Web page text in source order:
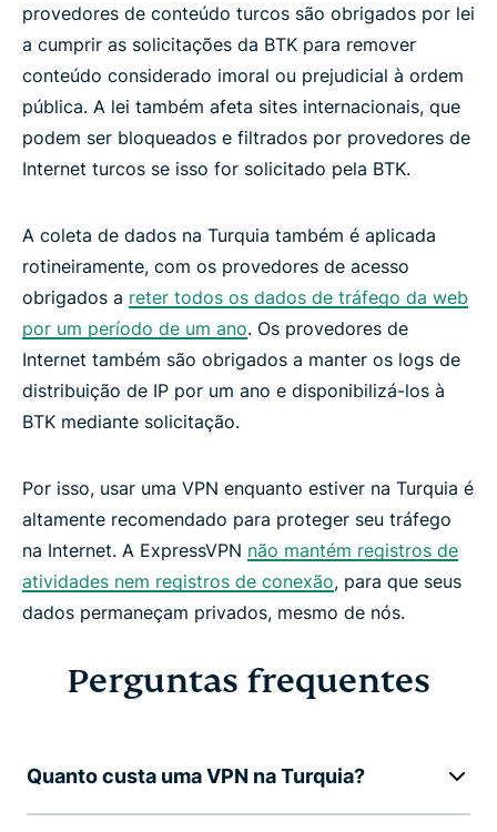
provedores de conteúdo turcos são obrigados por lei
a cumprir as solicitações da BTK para remover
conteúdo considerado imoral ou prejudicial à ordem
pública. A lei também afeta sites internacionais, que
podem ser bloqueados e filtrados por provedores de
Internet turcos se isso for solicitado pela BTK.
A coleta de dados na Turquia também é aplicada
rotineiramente, com os provedores de acesso
obrigados a reter todos os dados de tráfego da web
por um período de um ano. Os provedores de
Internet também são obrigados a manter os logs de
distribuição de IP por um ano e disponibilizá-los à
BTK mediante solicitação.
Por isso, usar uma VPN enquanto estiver na Turquia é
altamente recomendado para proteger seu tráfego
na Internet. A ExpressVPN não mantém registros de
atividades nem registros de conexão, para que seus
dados permaneçam privados, mesmo de nós.
Perguntas frequentes
Quanto custa uma VPN na Turquia?